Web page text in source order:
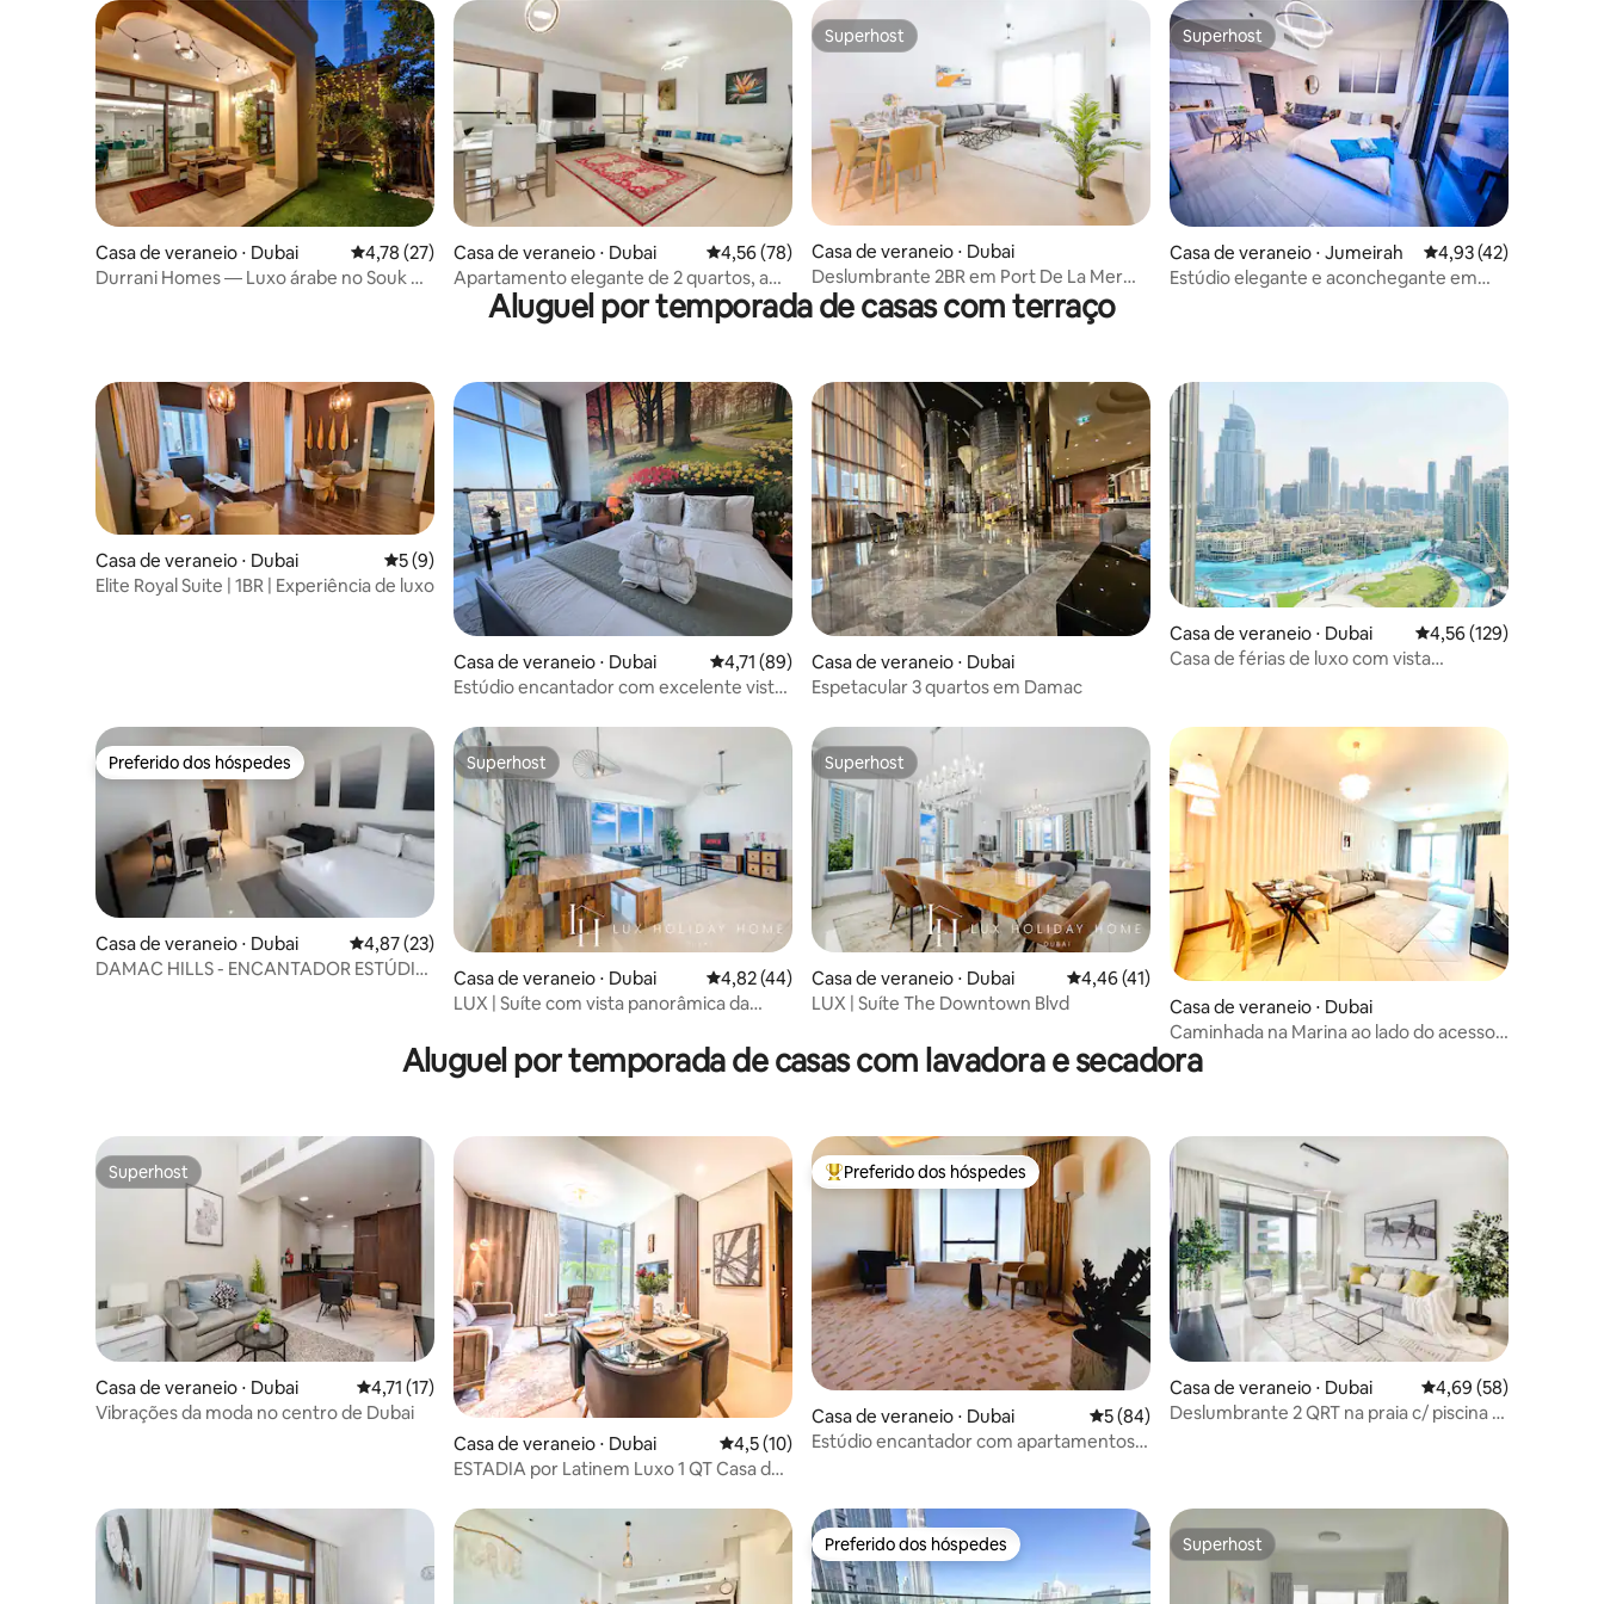
Casa de veraneio ⋅ Dubai 4,78 de uma avaliação média de 5, 27 avaliações
4,78 (27)
Durrani Homes — Luxo árabe no Souk Al
Casa de veraneio ⋅ Dubai 4,56 de uma avaliação média de 5, 78 avaliações
4,56 (78)
Apartamento elegante de 2 quartos, a
poucos passos da praia JBR
Superhost
Superhost
Casa de veraneio ⋅ Dubai
Deslumbrante 2BR em Port De La Mer
com acesso à praia
Superhost
Superhost
Casa de veraneio ⋅ Jumeirah 4,93 de uma
4,93 (42)
Estúdio elegante e aconchegante em
Aluguel por temporada de casas com terraço
Casa de veraneio ⋅ Dubai 5 de uma avaliação média de 5, 9 avaliações
5 (9)
Elite Royal Suite | 1BR | Experiência de luxo
Casa de veraneio ⋅ Dubai 4,71 de uma avaliação média de 5, 89 avaliações
4,71 (89)
Estúdio encantador com excelente vista
Casa de veraneio ⋅ Dubai
Espetacular 3 quartos em Damac
Casa de veraneio ⋅ Dubai 4,56 de uma avaliação
4,56 (129)
Casa de férias de luxo com vista
Preferido dos hóspedes
Preferido dos hóspedes
Casa de veraneio ⋅ Dubai 4,87 de uma avaliação média de 5, 23 avaliações
4,87 (23)
DAMAC HILLS - ENCANTADOR ESTÚDIO
Superhost
Superhost
Casa de veraneio ⋅ Dubai 4,82 de uma avaliação média de 5, 44 avaliações
4,82 (44)
LUX | Suíte com vista panorâmica da
Superhost
Superhost
Casa de veraneio ⋅ Dubai 4,46 de uma avaliação média de 5, 41 avaliações
4,46 (41)
LUX | Suíte The Downtown Blvd
Casa de veraneio ⋅ Dubai
Caminhada na Marina ao lado do acesso
ao metrô ao estúdio de praia
Aluguel por temporada de casas com lavadora e secadora
Superhost
Superhost
Casa de veraneio ⋅ Dubai 4,71 de uma avaliação média de 5, 17 avaliações
4,71 (17)
Vibrações da moda no centro de Dubai
Casa de veraneio ⋅ Dubai
4,5 de uma avaliação média de 5, 10 avaliações
4,5 (10)
ESTADIA por Latinem Luxo 1 QT Casa de
Entre os melhores preferidos dos hóspedes
Preferido dos hóspedes
Casa de veraneio ⋅ Dubai 5 de uma avaliação média de 5, 84 avaliações
5 (84)
Estúdio encantador com apartamentos
Casa de veraneio ⋅ Dubai 4,69 de uma
4,69 (58)
Deslumbrante 2 QRT na praia c/ piscina e
Preferido dos hóspedes
Preferido dos hóspedes Superhost
Superhost